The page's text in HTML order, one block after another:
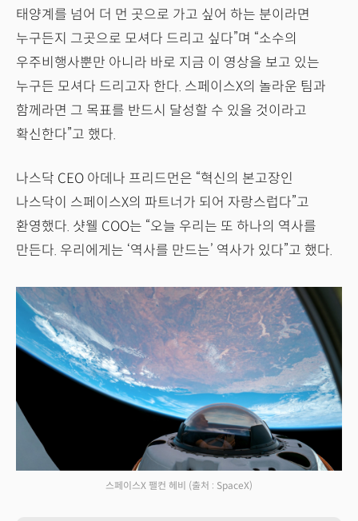
태양계를 넘어 더 먼 곳으로 가고 싶어 하는 분이라면
누구든지 그곳으로 모셔다 드리고 싶다”며 “소수의
우주비행사뿐만 아니라 바로 지금 이 영상을 보고 있는
누구든 모셔다 드리고자 한다. 스페이스X의 놀라운 팀과
함께라면 그 목표를 반드시 달성할 수 있을 것이라고
확신한다”고 했다.
나스닥 CEO 아데나 프리드먼은 “혁신의 본고장인
나스닥이 스페이스X의 파트너가 되어 자랑스럽다”고
환영했다. 샷웰 COO는 “오늘 우리는 또 하나의 역사를
만든다. 우리에게는 ‘역사를 만드는’ 역사가 있다”고 했다.
스페이스X 팰컨 헤비 (출처 : SpaceX)